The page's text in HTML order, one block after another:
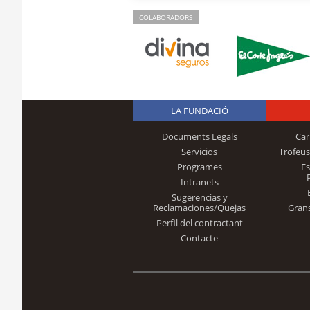
COLABORADORS
LA FUNDACIÓ
Documents Legals
Servicios
Programes
Intranets
Sugerencias y
Reclamaciones/Quejas
Perfil del contractant
Contacte